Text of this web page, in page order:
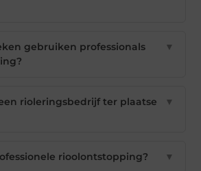
gebruiken professionals
▼
rioleringsbedrijf ter plaatse
▼
rioolontstopping? ▼